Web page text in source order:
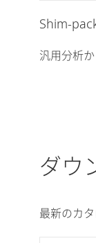
Shim-
汎用分析
ダウ
最新のカ